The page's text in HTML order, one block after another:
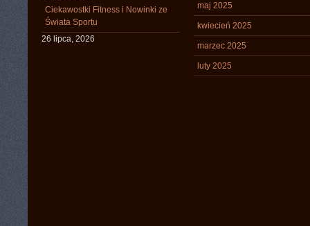
Ciekawostki Fitness i Nowinki ze
Świata Sportu
26 lipca, 2026
maj 2025
kwiecień 2025
marzec 2025
luty 2025